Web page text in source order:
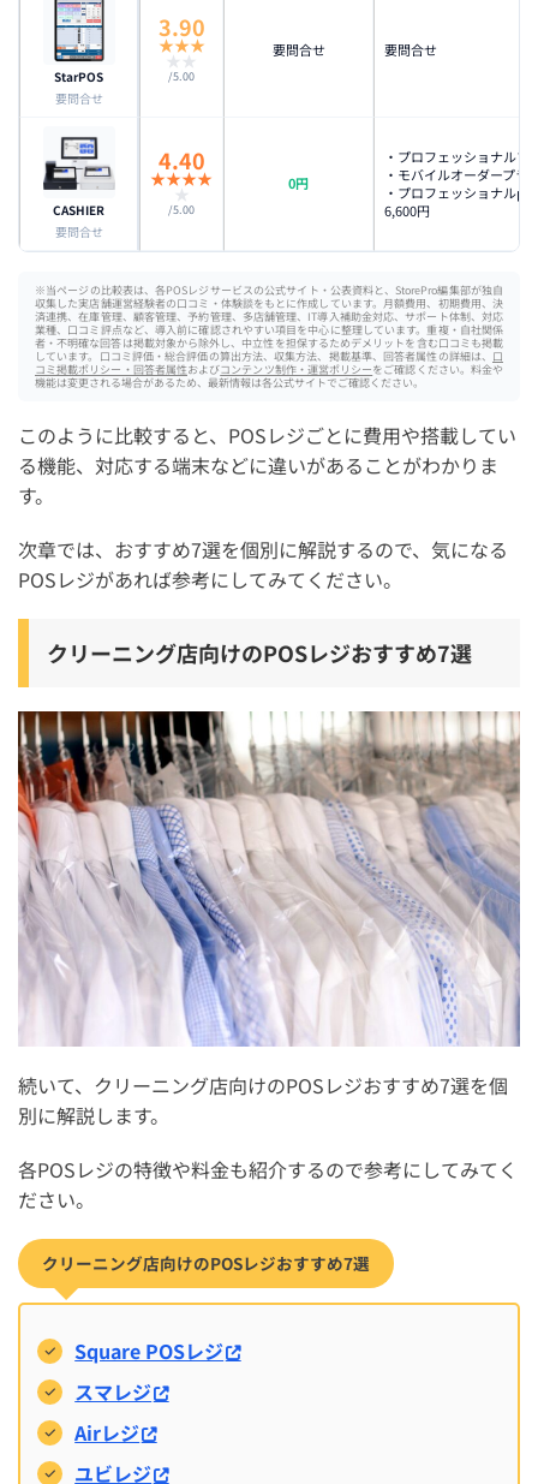
StarPOS
要問合せ
3.90
★★★
★ ★
/5.00
要問合せ 要問合せ
CASHIER
要問合せ
4.40
★★★★
★
/5.00
0円
・プロフェッショナルプ
・モバイルオーダープラ
・プロフェッショナル
6,600円
※当ページの比較表は、各POSレジサービスの公式サイト・公表資料と、StorePro編集部が独自
収集した実店舗運営経験者の口コミ・体験談をもとに作成しています。月額費用、初期費用、決
済連携、在庫管理、顧客管理、予約管理、多店舗管理、IT導入補助金対応、サポート体制、対応
業種、口コミ評点など、導入前に確認されやすい項目を中心に整理しています。重複・自社関係
者・不明確な回答は掲載対象から除外し、中立性を担保するためデメリットを含む口コミも掲載
しています。口コミ評価・総合評価の算出方法、収集方法、掲載基準、回答者属性の詳細は、 口
コミ掲載ポリシー・回答者属性およびコンテンツ制作・運営ポリシーをご確認ください。料金や
機能は変更される場合があるため、最新情報は各公式サイトでご確認ください。
このように比較すると、POSレジごとに費用や搭載してい
る機能、対応する端末などに違いがあることがわかりま
す。
次章では、おすすめ7選を個別に解説するので、気になる
POSレジがあれば参考にしてみてください。
クリーニング店向けのPOSレジおすすめ7選
続いて、クリーニング店向けのPOSレジおすすめ7選を個
別に解説します。
各POSレジの特徴や料金も紹介するので参考にしてみてく
ださい。
クリーニング店向けのPOSレジおすすめ7選
Square POSレジ
スマレジ
Airレジ
ユビレジ